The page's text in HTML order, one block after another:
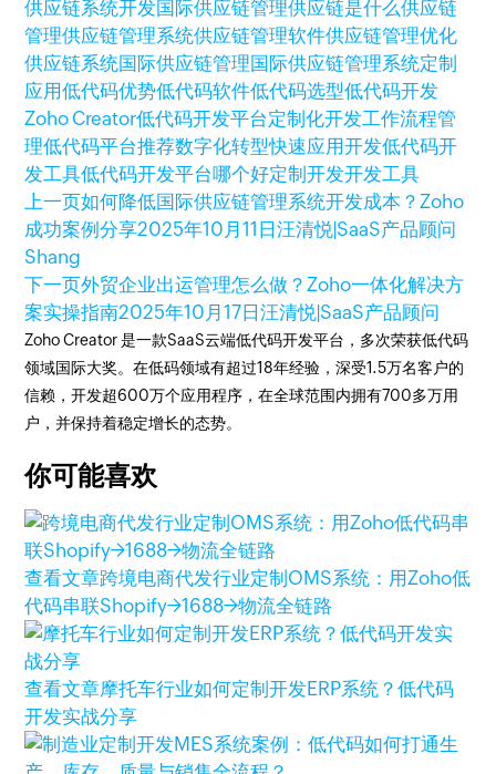
供应链系统开发国际供应链管理供应链是什么供应链
管理供应链管理系统供应链管理软件供应链管理优化
供应链系统国际供应链管理国际供应链管理系统定制
应用低代码优势低代码软件低代码选型低代码开发
Zoho Creator低代码开发平台定制化开发工作流程管
理低代码平台推荐数字化转型快速应用开发低代码开
发工具低代码开发平台哪个好定制开发开发工具
上一页如何降低国际供应链管理系统开发成本？Zoho
成功案例分享2025年10月11日汪清悦|SaaS产品顾问
Shang
下一页外贸企业出运管理怎么做？Zoho一体化解决方
案实操指南2025年10月17日汪清悦|SaaS产品顾问
Zoho Creator 是一款SaaS云端低代码开发平台，多次荣获低代码
领域国际大奖。在低码领域有超过18年经验，深受1.5万名客户的
信赖，开发超600万个应用程序，在全球范围内拥有700多万用
户，并保持着稳定增长的态势。
你可能喜欢
查看文章跨境电商代发行业定制OMS系统：用Zoho低
代码串联Shopify→1688→物流全链路
查看文章摩托车行业如何定制开发ERP系统？低代码
开发实战分享